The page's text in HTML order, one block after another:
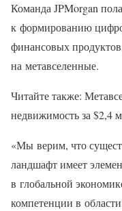
Команда JPMorgan
к формированию
финансовых
на метавселенные.
Читайте также:
недвижимость за $2,4
«Мы верим, что
ландшафт имеет
в глобальной
компетенции в